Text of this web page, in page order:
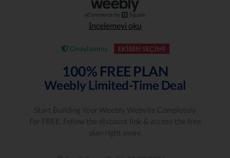
İncelemeyi oku
Onaylanmış EKIBIN SEÇIMI
100% FREE PLAN
Weebly Limited-Time Deal
Start Building Your Weebly Website Completely
For FREE. Follow the discount link & access the free
plan right away.